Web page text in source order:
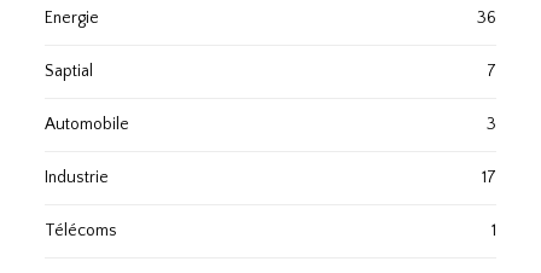
Energie 36
Saptial 7
Automobile 3
Industrie 17
Télécoms 1